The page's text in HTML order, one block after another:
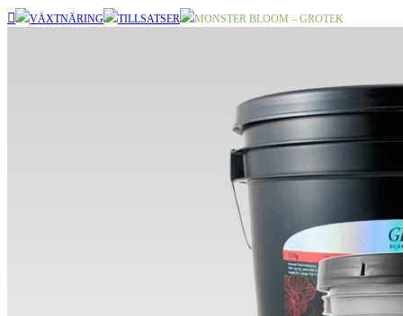
VÄXTNÄRING TILLSATSER MONSTER BLOOM – GROTEK